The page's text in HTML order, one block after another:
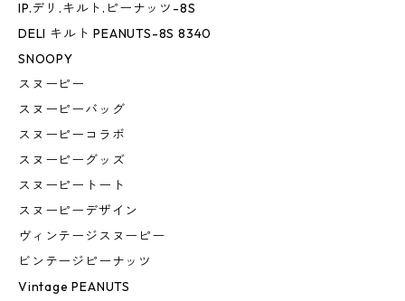
IP.デリ.キルト.ピーナッツ-8S
DELI キルト PEANUTS-8S 8340
SNOOPY
スヌーピー
スヌーピーバッグ
スヌーピーコラボ
スヌーピーグッズ
スヌーピートート
スヌーピーデザイン
ヴィンテージスヌーピー
ビンテージピーナッツ
Vintage PEANUTS